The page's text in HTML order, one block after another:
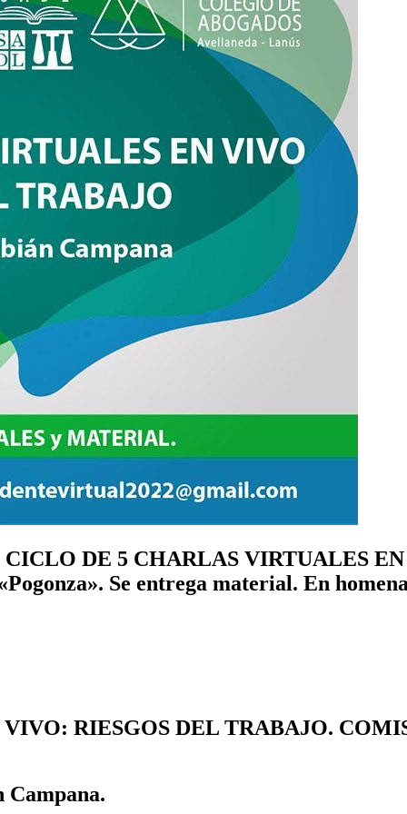
DE 5 CHARLAS VIRTUALES
Se entrega material. En
RIESGOS DEL TRABAJO.
Campana.